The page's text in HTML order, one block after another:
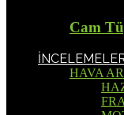
Cam
HAVA